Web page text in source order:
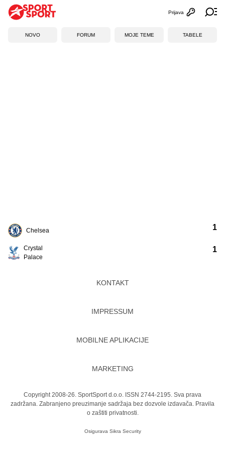
Otvori
Prijava
NOVO FORUM MOJE TEME TABELE
Chelsea
Crystal
Palace
1
1
KONTAKT
IMPRESSUM
MOBILNE APLIKACIJE
MARKETING
Copyright 2008-26. SportSport d.o.o. ISSN 2744-2195. Sva prava
zadržana. Zabranjeno preuzimanje sadržaja bez dozvole izdavača. Pravila
o zaštiti privatnosti.
Osigurava Sikra Security